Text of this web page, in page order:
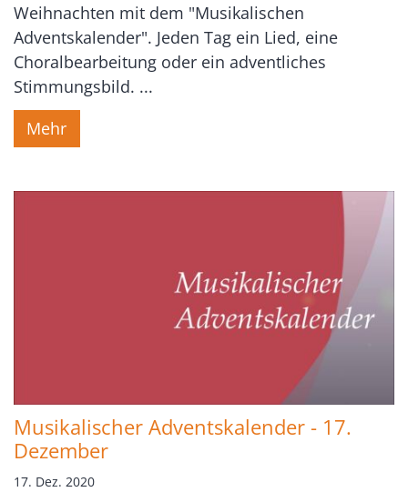
Weihnachten mit dem "Musikalischen
Adventskalender". Jeden Tag ein Lied, eine
Choralbearbeitung oder ein adventliches
Stimmungsbild. ...
Mehr
Musikalischer Adventskalender - 17.
Dezember
17. Dez. 2020